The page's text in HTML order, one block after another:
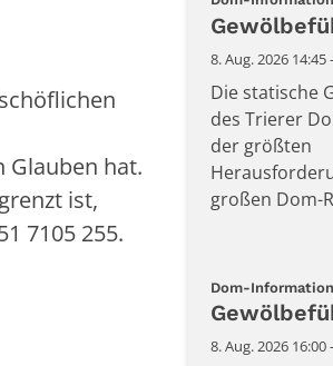
Glauben hat.
ist,
7105 255.
8. Aug. 2026 14:45
Die statische
des Trierer
der größten
großen Dom-
Dom-Information
8. Aug. 2026 16:00